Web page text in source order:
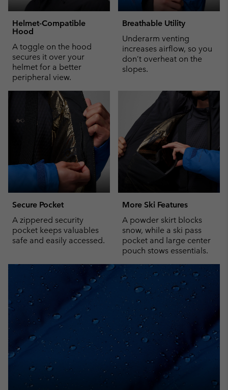
Helmet-Compatible
Hood
A toggle on the hood
secures it over your
helmet for a better
peripheral view.
Breathable Utility
Underarm venting
increases airflow, so you
don’t overheat on the
slopes.
Secure Pocket
A zippered security
pocket keeps valuables
safe and easily accessed.
More Ski Features
A powder skirt blocks
snow, while a ski pass
pocket and large center
pouch stows essentials.